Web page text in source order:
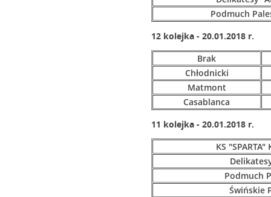
Podmuch
12 kolejka - 20.01.2018 r.
Brak
Chłodnicki
Matmont
Casablanca
11 kolejka - 20.01.2018 r.
KS
Podmuch
Świńskie